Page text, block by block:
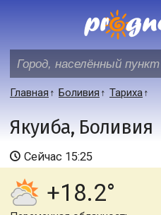
Главная Боливия Тариха
Якуиба, Боливия
Сейчас 15:25
+18.2